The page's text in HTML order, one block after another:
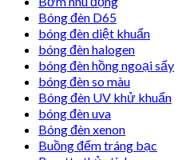
Bóng đèn D65
bóng đèn diệt khuẩn
bóng đèn halogen
bóng đèn hồng ngoại sấy
bóng đèn so màu
Bóng đèn UV khử khuẩn
bóng đèn uva
Bóng đèn xenon
Buồng đếm tráng bạc